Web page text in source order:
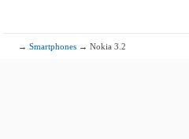
→Smartphones → Nokia 3.2